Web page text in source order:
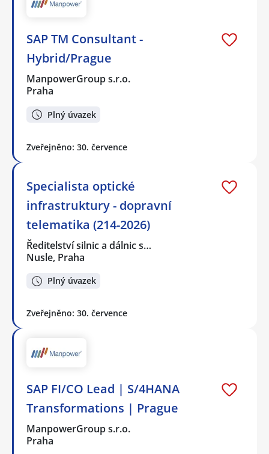
SAP TM Consultant -
Hybrid/Prague
ManpowerGroup s.r.o.
Praha
Plný úvazek
Zveřejněno: 30. července
Specialista optické
infrastruktury - dopravní
telematika (214-2026)
Ředitelství silnic a dálnic s…
Nusle, Praha
Plný úvazek
Zveřejněno: 30. července
SAP FI/CO Lead | S/4HANA
Transformations | Prague
ManpowerGroup s.r.o.
Praha